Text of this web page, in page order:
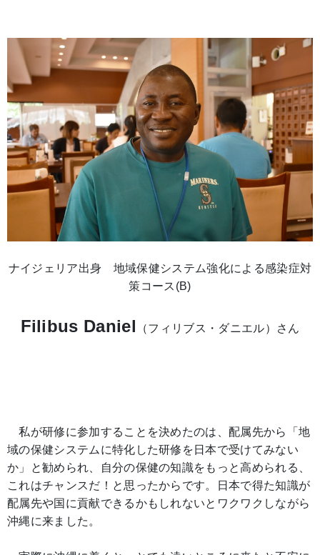
ナイジェリア出身 地域保健システム強化による感染症対
策コース(B)
Filibus Daniel （フィリブス・ダニエル）さん
私が研修に参加することを決めたのは、配属先から「地
域の保健システムに特化した研修を日本で受けてみない
か」と勧められ、自分の保健の知識をもっと高められる、
これはチャンスだ！と思ったからです。日本で得た知識が
配属先や国に貢献できるかもしれないとワクワクしながら
沖縄に来ました。